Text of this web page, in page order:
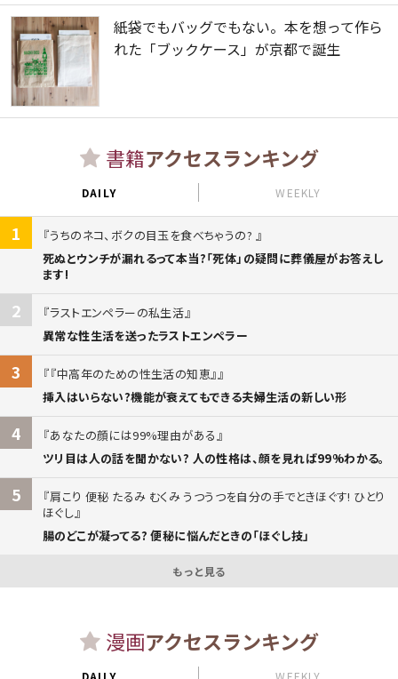
紙袋でもバッグでもない。本を想って作ら
れた「ブックケース」が京都で誕生
書籍アクセスランキング
DAILY WEEKLY
1
うちのネコ、ボクの目玉を食べちゃうの?
死ぬとウンチが漏れるって本当?「死体」の疑問に葬儀屋がお答えし
ます!
2
ラストエンペラーの私生活
異常な性生活を送ったラストエンペラー
3
『中高年のための性生活の知恵』
挿入はいらない?機能が衰えてもできる夫婦生活の新しい形
4
あなたの顔には99%理由がある
ツリ目は人の話を聞かない? 人の性格は、顔を見れば99%わかる。
5
肩こり 便秘 たるみ むくみ うつうつを自分の手でときほぐす! ひとり
ほぐし
腸のどこが凝ってる? 便秘に悩んだときの「ほぐし技」
もっと見る
漫画アクセスランキング